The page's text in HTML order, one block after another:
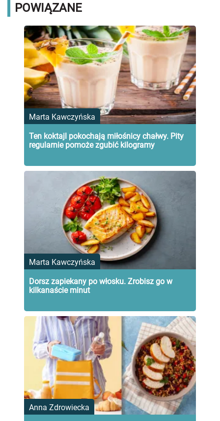
POWIĄZANE
Marta Kawczyńska
Ten koktajl pokochają miłośnicy chałwy. Pity
regularnie pomoże zgubić kilogramy
Marta Kawczyńska
Dorsz zapiekany po włosku. Zrobisz go w
kilkanaście minut
Anna Zdrowiecka